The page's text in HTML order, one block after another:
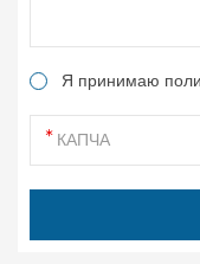
Я принимаю